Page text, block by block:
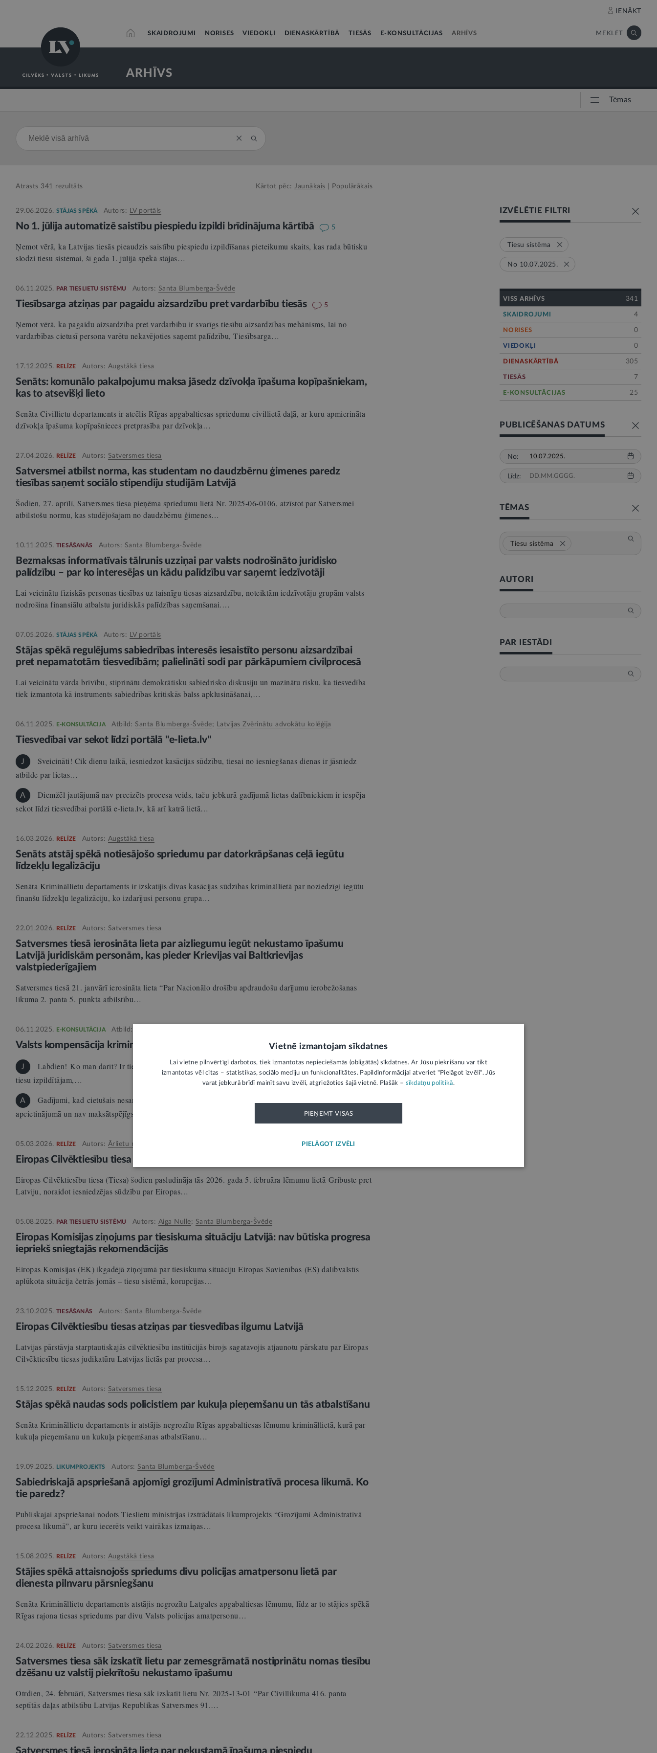
IENĀKT
SKAIDROJUMI NORISES VIEDOKĻI DIENASKĀRTĪBĀ TIESĀS E-KONSULTĀCIJAS ARHĪVS MEKLĒT
ARHĪVS
Tēmas
Atrasts 341 rezultāts Kārtot pēc: Jaunākais Populārākais
29.06.2026. STĀJAS SPĒKĀ Autors: LV portāls
No 1. jūlija automatizē saistību piespiedu izpildi brīdinājuma kārtībā 5
Ņemot vērā, ka Latvijas tiesās pieaudzis saistību piespiedu izpildīšanas pieteikumu skaits, kas rada būtisku
slodzi tiesu sistēmai, šī gada 1. jūlijā spēkā stājas…
06.11.2025. PAR TIESLIETU SISTĒMU Autors: Santa Blumberga-Švēde
Tiesībsarga atziņas par pagaidu aizsardzību pret vardarbību tiesās 5
Ņemot vērā, ka pagaidu aizsardzība pret vardarbību ir svarīgs tiesību aizsardzības mehānisms, lai no
vardarbības cietusī persona varētu nekavējoties saņemt palīdzību, Tiesībsarga…
17.12.2025. RELĪZE Autors: Augstākā tiesa
Senāts: komunālo pakalpojumu maksa jāsedz dzīvokļa īpašuma kopīpašniekam,
kas to atsevišķi lieto
Senāta Civillietu departaments ir atcēlis Rīgas apgabaltiesas spriedumu civillietā daļā, ar kuru apmierināta
dzīvokļa īpašuma kopīpašnieces pretprasība par dzīvokļa…
27.04.2026. RELĪZE Autors: Satversmes tiesa
Satversmei atbilst norma, kas studentam no daudzbērnu ģimenes paredz
tiesības saņemt sociālo stipendiju studijām Latvijā
Šodien, 27. aprīlī, Satversmes tiesa pieņēma spriedumu lietā Nr. 2025-06-0106, atzīstot par Satversmei
atbilstošu normu, kas studējošajam no daudzbērnu ģimenes…
10.11.2025. TIESĀŠANĀS Autors: Santa Blumberga-Švēde
Bezmaksas informatīvais tālrunis uzziņai par valsts nodrošināto juridisko
palīdzību – par ko interesējas un kādu palīdzību var saņemt iedzīvotāji
Lai veicinātu fiziskās personas tiesības uz taisnīgu tiesas aizsardzību, noteiktām iedzīvotāju grupām valsts
nodrošina finansiālu atbalstu juridiskās palīdzības saņemšanai.…
07.05.2026. STĀJAS SPĒKĀ Autors: LV portāls
Stājas spēkā regulējums sabiedrības interesēs iesaistīto personu aizsardzībai
pret nepamatotām tiesvedībām; palielināti sodi par pārkāpumiem civilprocesā
Lai veicinātu vārda brīvību, stiprinātu demokrātisku sabiedrisko diskusiju un mazinātu risku, ka tiesvedība
tiek izmantota kā instruments sabiedrības kritiskās balss apklusināšanai,…
06.11.2025. E-KONSULTĀCIJA Atbild: Santa Blumberga-Švēde; Latvijas Zvērinātu advokātu kolēģija
Tiesvedībai var sekot līdzi portālā "e-lieta.lv"
J
Sveicināti! Cik dienu laikā, iesniedzot kasācijas sūdzību, tiesai no iesniegšanas dienas ir jāsniedz
atbilde par lietas…
A
Diemžēl jautājumā nav precizēts procesa veids, taču jebkurā gadījumā lietas dalībniekiem ir iespēja
sekot līdzi tiesvedībai portālā e-lieta.lv, kā arī katrā lietā…
16.03.2026. RELĪZE Autors: Augstākā tiesa
Senāts atstāj spēkā notiesājošo spriedumu par datorkrāpšanas ceļā iegūtu
līdzekļu legalizāciju
Senāta Krimināllietu departaments ir izskatījis divas kasācijas sūdzības krimināllietā par noziedzīgi iegūtu
finanšu līdzekļu legalizāciju, ko izdarījusi personu grupa…
22.01.2026. RELĪZE Autors: Satversmes tiesa
Satversmes tiesā ierosināta lieta par aizliegumu iegūt nekustamo īpašumu
Latvijā juridiskām personām, kas pieder Krievijas vai Baltkrievijas
valstpiederīgajiem
Satversmes tiesā 21. janvārī ierosināta lieta “Par Nacionālo drošību apdraudošu darījumu ierobežošanas
likuma 2. panta 5. punkta atbilstību…
06.11.2025. E-KONSULTĀCIJA Atbild:
Valsts kompensācija kriminālprocesā cietušajam
J
Labdien! Ko man darīt? Ir tiesas nolēmums par kompensāciju man 3000 eiro apmērā. Lieta ir nodota
tiesu izpildītājam,…
A
Gadījumi, kad cietušais nesaņem tiesas piespriesto kompensāciju, īpaši, ja vainīgais atrodas
apcietinājumā un nav maksātspējīgs, nav retums. Ja lieta jau ir nodota zvērinātam…
05.03.2026. RELĪZE Autors: Ārlietu ministrija
Eiropas Cilvēktiesību tiesa noraida sūdzību lietā “Gribuste pret Latviju”
Eiropas Cilvēktiesību tiesa (Tiesa) šodien pasludināja tās 2026. gada 5. februāra lēmumu lietā Gribuste pret
Latviju, noraidot iesniedzējas sūdzību par Eiropas…
05.08.2025. PAR TIESLIETU SISTĒMU Autors: Aiga Nulle; Santa Blumberga-Švēde
Eiropas Komisijas ziņojums par tiesiskuma situāciju Latvijā: nav būtiska progresa
iepriekš sniegtajās rekomendācijās
Eiropas Komisijas (EK) ikgadējā ziņojumā par tiesiskuma situāciju Eiropas Savienības (ES) dalībvalstīs
aplūkota situācija četrās jomās – tiesu sistēmā, korupcijas…
23.10.2025. TIESĀŠANĀS Autors: Santa Blumberga-Švēde
Eiropas Cilvēktiesību tiesas atziņas par tiesvedības ilgumu Latvijā
Latvijas pārstāvja starptautiskajās cilvēktiesību institūcijās birojs sagatavojis atjaunotu pārskatu par Eiropas
Cilvēktiesību tiesas judikatūru Latvijas lietās par procesa…
15.12.2025. RELĪZE Autors: Satversmes tiesa
Stājas spēkā naudas sods policistiem par kukuļa pieņemšanu un tās atbalstīšanu
Senāta Krimināllietu departaments ir atstājis negrozītu Rīgas apgabaltiesas lēmumu krimināllietā, kurā par
kukuļa pieņemšanu un kukuļa pieņemšanas atbalstīšanu…
19.09.2025. LIKUMPROJEKTS Autors: Santa Blumberga-Švēde
Sabiedriskajā apspriešanā apjomīgi grozījumi Administratīvā procesa likumā. Ko
tie paredz?
Publiskajai apspriešanai nodots Tieslietu ministrijas izstrādātais likumprojekts “Grozījumi Administratīvā
procesa likumā”, ar kuru iecerēts veikt vairākas izmaiņas…
15.08.2025. RELĪZE Autors: Augstākā tiesa
Stājies spēkā attaisnojošs spriedums divu policijas amatpersonu lietā par
dienesta pilnvaru pārsniegšanu
Senāta Krimināllietu departaments atstājis negrozītu Latgales apgabaltiesas lēmumu, līdz ar to stājies spēkā
Rīgas rajona tiesas spriedums par divu Valsts policijas amatpersonu…
24.02.2026. RELĪZE Autors: Satversmes tiesa
Satversmes tiesa sāk izskatīt lietu par zemesgrāmatā nostiprinātu nomas tiesību
dzēšanu uz valstij piekrītošu nekustamo īpašumu
Otrdien, 24. februārī, Satversmes tiesa sāk izskatīt lietu Nr. 2025-13-01 “Par Civillikuma 416. panta
septītās daļas atbilstību Latvijas Republikas Satversmes 91.…
22.12.2025. RELĪZE Autors: Satversmes tiesa
Satversmes tiesā ierosināta lieta par nekustamā īpašuma piespiedu
IZVĒLĒTIE FILTRI
Tiesu sistēma
No 10.07.2025.
VISS ARHĪVS 341
SKAIDROJUMI 4
NORISES 0
VIEDOKĻI 0
DIENASKĀRTĪBĀ 305
TIESĀS 7
E-KONSULTĀCIJAS 25
PUBLICĒŠANAS DATUMS
No:
Līdz:
TĒMAS
Tiesu sistēma
AUTORI
PAR IESTĀDI
Vietnē izmantojam sīkdatnes
Lai vietne pilnvērtīgi darbotos, tiek izmantotas nepieciešamās (obligātās) sīkdatnes. Ar Jūsu piekrišanu var tikt
izmantotas vēl citas – statistikas, sociālo mediju un funkcionalitātes. Papildinformācijai atveriet "Pielāgot izvēli". Jūs
varat jebkurā brīdī mainīt savu izvēli, atgriežoties šajā vietnē. Plašāk – sīkdatņu politikā.
PIEŅEMT VISAS
PIELĀGOT IZVĒLI